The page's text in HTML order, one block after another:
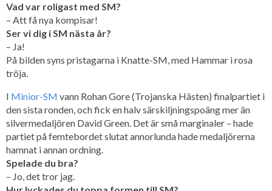
Vad var roligast med SM?
– Att få nya kompisar!
Ser vi dig i SM nästa år?
– Ja!
På bilden syns pristagarna i Knatte-SM, med Hammar i rosa
tröja.
I Minior-SM vann Rohan Gore (Trojanska Hästen) finalpartiet i
den sista ronden, och fick en halv särskiljningspoäng mer än
silvermedaljören David Green. Det är små marginaler – hade
partiet på femtebordet slutat annorlunda hade medaljörerna
hamnat i annan ordning.
Spelade du bra?
– Jo, det tror jag.